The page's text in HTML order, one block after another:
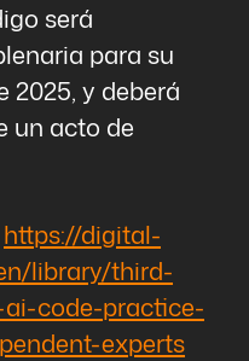
será
para su
2025, y deberá
un acto de
https://digital-
library/third-
code-practice-
experts